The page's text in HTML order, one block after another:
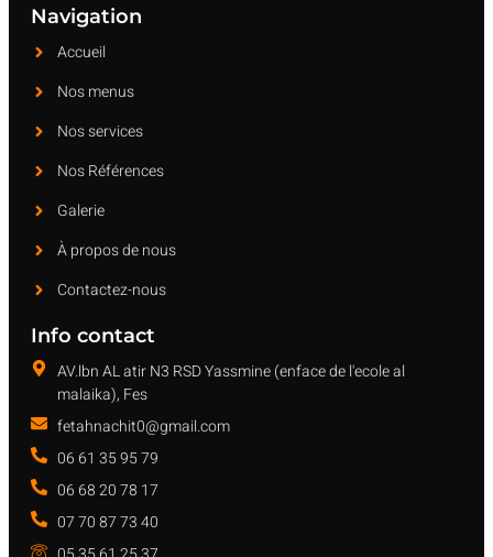
Navigation
Accueil
Nos menus
Nos services
Nos Références
Galerie
À propos de nous
Contactez-nous
Info contact
AV.lbn AL atir N3 RSD Yassmine (enface de l'ecole al
malaika), Fes
fetahnachit0@gmail.com
06 61 35 95 79
06 68 20 78 17
07 70 87 73 40